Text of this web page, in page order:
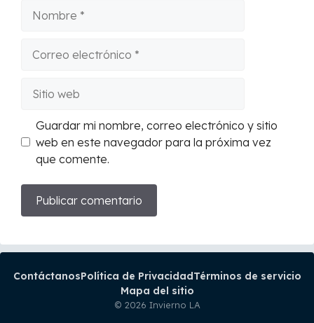
electrónico
web
Guardar mi nombre, correo electrónico y sitio
web en este navegador para la próxima vez
que comente.
ContáctanosPolítica de PrivacidadTérminos de servicio
Mapa del sitio
© 2026 Invierno LA